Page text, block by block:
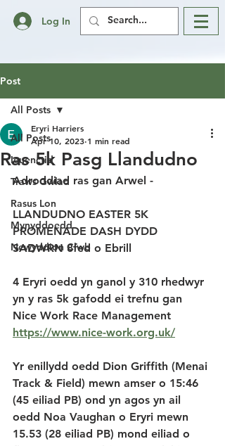
Log In
Post
All Posts
Ieuenctid
Traws Gwlad
Rasus Lon
Mynyddoedd
Newyddion Clwb
All Posts
Ras 5k Pasg Llandudno
Eryri Harriers
Apr 10, 2023 1 min read
Adroddiad ras gan Arwel -
LLANDUDNO EASTER 5K
PROMENADE DASH DYDD
SADWRN 8fed o Ebrill
4 Eryri oedd yn ganol y 310 rhedwyr
yn y ras 5k gafodd ei trefnu gan
Nice Work Race Management
https://www.nice-work.org.uk/
Yr enillydd oedd Dion Griffith (Menai
Track & Field) mewn amser o 15:46
(45 eiliad PB) ond yn agos yn ail
oedd Noa Vaughan o Eryri mewn
15.53 (28 eiliad PB) mond eiliad o